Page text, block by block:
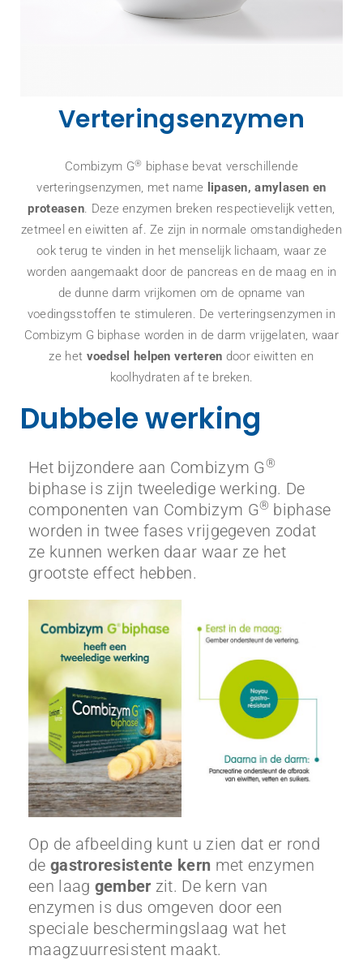
Verteringsenzymen
Combizym G® biphase bevat verschillende
verteringsenzymen, met name lipasen, amylasen en
proteasen. Deze enzymen breken respectievelijk vetten,
zetmeel en eiwitten af. Ze zijn in normale omstandigheden
ook terug te vinden in het menselijk lichaam, waar ze
worden aangemaakt door de pancreas en de maag en in
de dunne darm vrijkomen om de opname van
voedingsstoffen te stimuleren. De verteringsenzymen in
Combizym G biphase worden in de darm vrijgelaten, waar
ze het voedsel helpen verteren door eiwitten en
koolhydraten af te breken.
Dubbele werking
Het bijzondere aan Combizym G®
biphase is zijn tweeledige werking. De
componenten van Combizym G® biphase
worden in twee fases vrijgegeven zodat
ze kunnen werken daar waar ze het
grootste effect hebben.
Op de afbeelding kunt u zien dat er rond
de gastroresistente kern met enzymen
een laag gember zit. De kern van
enzymen is dus omgeven door een
speciale beschermingslaag wat het
maagzuurresistent maakt.